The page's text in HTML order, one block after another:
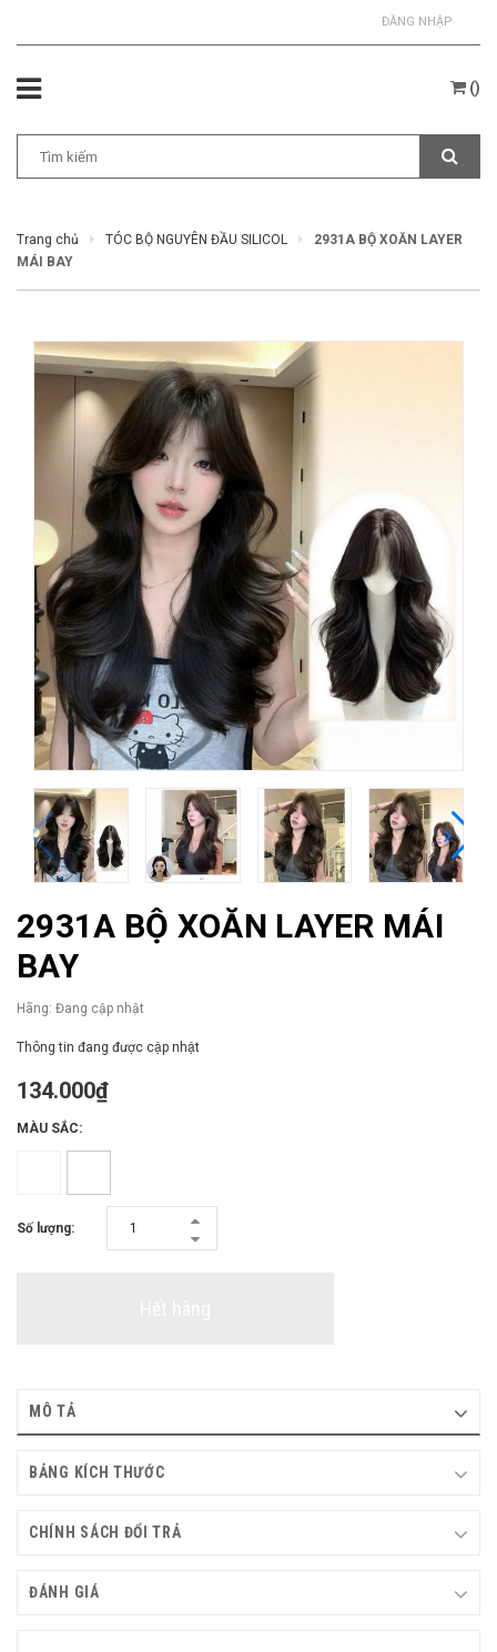
ĐĂNG NHẬP
()
Trang chủ TÓC BỘ NGUYÊN ĐẦU SILICOL
2931A BỘ XOĂN LAYER
MÁI BAY
2931A BỘ XOĂN LAYER MÁI
BAY
Hãng: Đang cập nhật
Thông tin đang được cập nhật
134.000₫
MÀU SẮC:
Số lượng:
MÔ TẢ
BẢNG KÍCH THƯỚC
CHÍNH SÁCH ĐỔI TRẢ
ĐÁNH GIÁ